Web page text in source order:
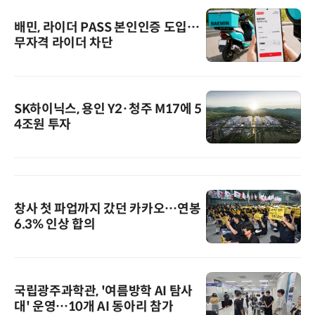
배민, 라이더 PASS 본인인증 도입…
무자격 라이더 차단
SK하이닉스, 용인 Y2·청주 M17에 5
4조원 투자
창사 첫 파업까지 갔던 카카오…연봉
6.3% 인상 합의
국립광주과학관, '여름방학 AI 탐사
대' 운영…10개 AI 동아리 참가